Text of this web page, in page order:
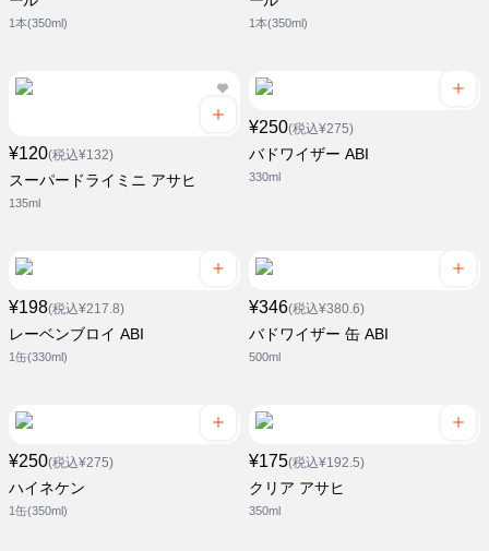
1本(350ml) 1本(350ml)
¥120(税込¥132)
スーパードライミニ アサヒ
135ml
¥250(税込¥275)
バドワイザー ABI
330ml
¥198(税込¥217.8)
レーベンブロイ ABI
1缶(330ml)
¥346(税込¥380.6)
バドワイザー 缶 ABI
500ml
¥250(税込¥275)
ハイネケン
1缶(350ml)
¥175(税込¥192.5)
クリア アサヒ
350ml